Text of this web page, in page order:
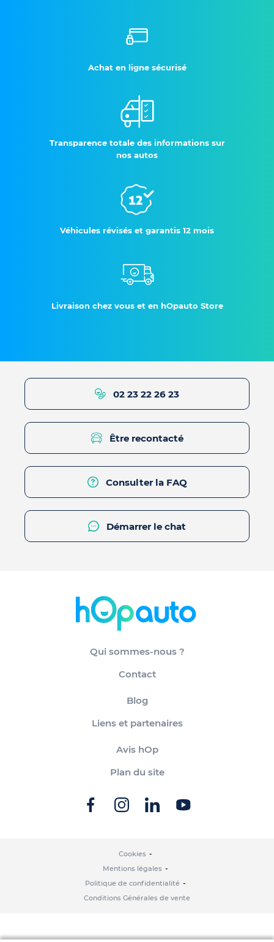
Achat en ligne sécurisé
Transparence totale des informations sur
nos autos
Véhicules révisés et garantis 12 mois
Livraison chez vous et en hOpauto Store
02 23 22 26 23
Être recontacté
Consulter la FAQ
Démarrer le chat
Qui sommes-nous ?
Contact
Blog
Liens et partenaires
Avis hOp
Plan du site
Cookies
Mentions légales
Politique de confidentialité
Conditions Générales de vente